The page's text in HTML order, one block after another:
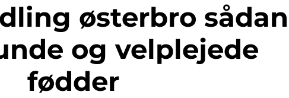
og velplejede
fødder